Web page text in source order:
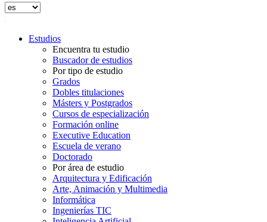
Estudios
Encuentra tu estudio
Buscador de estudios
Por tipo de estudio
Grados
Dobles titulaciones
Másters y Postgrados
Cursos de especialización
Formación online
Executive Education
Escuela de verano
Doctorado
Por área de estudio
Arquitectura y Edificación
Arte, Animación y Multimedia
Informática
Ingenierías TIC